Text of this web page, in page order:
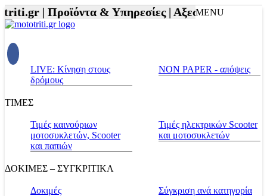
| Προϊόντα & Υπηρεσίες | Αξεσουάρ
MENU
LIVE: Κίνηση στους
δρόμους
NON PAPER - απόψεις
ΤΙΜΕΣ
Τιμές καινούριων
μοτοσυκλετών, Scooter
και παπιών
Τιμές ηλεκτρικών Scooter
και μοτοσυκλετών
ΔΟΚΙΜΕΣ – ΣΥΓΚΡΙΤΙΚΑ
Δοκιμές
Σύγκριση ανά κατηγορία